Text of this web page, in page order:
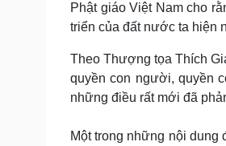
Phật giáo Việt Nam cho
triển của đất nước ta hiện
Theo Thượng tọa Thích
quyền con người, quyền
những điều rất mới đã
Một trong những nội